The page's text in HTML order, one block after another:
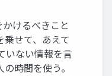
けるべきこと
せて、あえて
いない情報を言
時間を使う。